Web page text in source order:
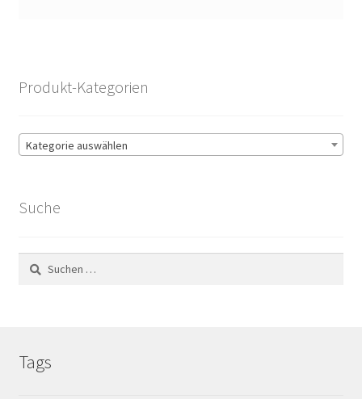
Produkt-Kategorien
Kategorie auswählen
Suche
Suchen
nach:
Tags